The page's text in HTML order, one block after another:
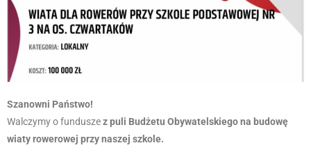
Szanowni Państwo!
Walczymy o funduszez puli Budżetu Obywatelskiego na budowę
wiaty rowerowej przy naszej szkole.